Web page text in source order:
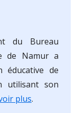
du Bureau
de Namur a
éducative de
utilisant son
plus.